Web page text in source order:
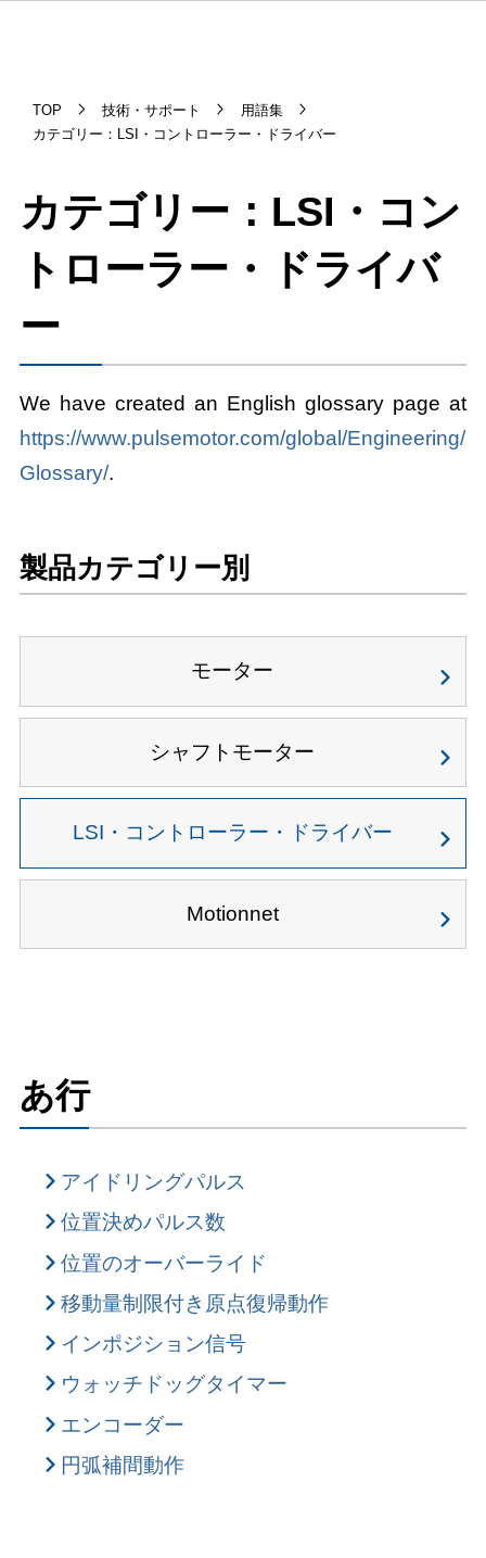
TOP 技術・サポート
用語集
カテゴリー：LSI・コントローラー・ドライバー
カテゴリー：LSI・コン
トローラー・ドライバ
ー
We have created an English glossary page at
https://www.pulsemotor.com/global/Engineering/
Glossary/.
製品カテゴリー別
モーター
シャフトモーター
LSI・コントローラー・ドライバー
Motionnet
あ行
アイドリングパルス
位置決めパルス数
位置のオーバーライド
移動量制限付き原点復帰動作
インポジション信号
ウォッチドッグタイマー
エンコーダー
円弧補間動作